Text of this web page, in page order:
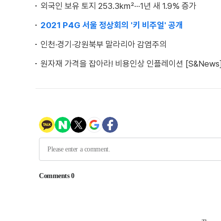
외국인 보유 토지 253.3㎢···1년 새 1.9% 증가
2021 P4G 서울 정상회의 '키 비주얼' 공개
인천·경기·강원북부 말라리아 감염주의
원자재 가격을 잡아라! 비용인상 인플레이션